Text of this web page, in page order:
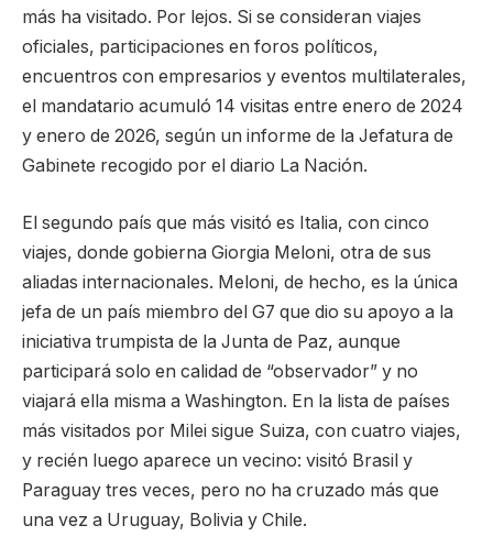
más ha visitado. Por lejos. Si se consideran viajes
oficiales, participaciones en foros políticos,
encuentros con empresarios y eventos multilaterales,
el mandatario acumuló 14 visitas entre enero de 2024
y enero de 2026, según un informe de la Jefatura de
Gabinete recogido por el diario La Nación.
El segundo país que más visitó es Italia, con cinco
viajes, donde gobierna Giorgia Meloni, otra de sus
aliadas internacionales. Meloni, de hecho, es la única
jefa de un país miembro del G7 que dio su apoyo a la
iniciativa trumpista de la Junta de Paz, aunque
participará solo en calidad de “observador” y no
viajará ella misma a Washington. En la lista de países
más visitados por Milei sigue Suiza, con cuatro viajes,
y recién luego aparece un vecino: visitó Brasil y
Paraguay tres veces, pero no ha cruzado más que
una vez a Uruguay, Bolivia y Chile.